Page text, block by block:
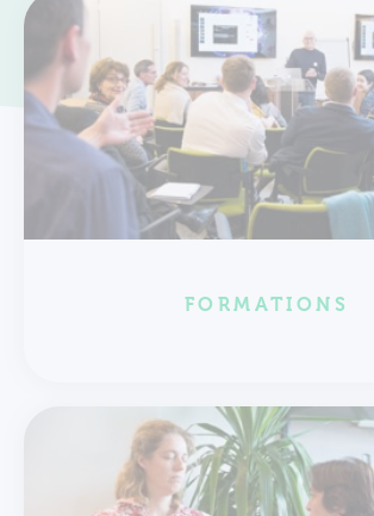
FORMATIONS